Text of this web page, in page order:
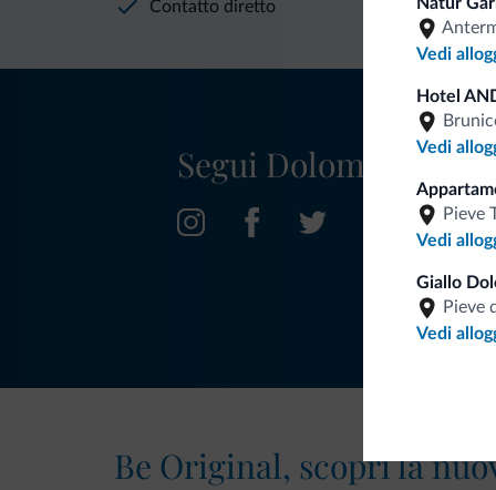
Vedi
Hotel
Vedi
Pieve
Vedi
Giallo
Pieve
Vedi
Contatto diretto
Segui Dolomiti.it
Be Original, scopri la